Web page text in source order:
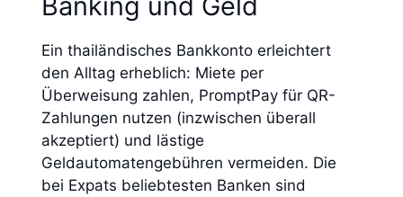
Ein thailändisches Bankkonto erleichtert
den Alltag erheblich: Miete per
Überweisung zahlen, PromptPay für QR-
Zahlungen nutzen (inzwischen überall
akzeptiert) und lästige
Geldautomatengebühren vermeiden. Die
bei Expats beliebtesten Banken sind